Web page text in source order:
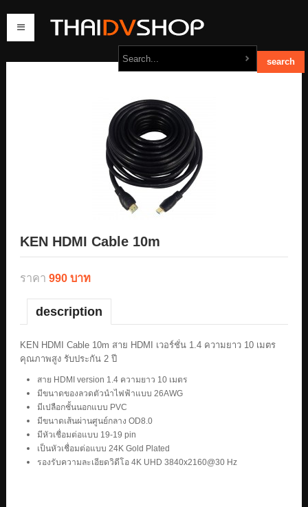
products order
KEN HDMI Cable 10m
ราคา 990 บาท
description
KEN HDMI Cable 10m สาย HDMI เวอร์ชั่น 1.4 ความยาว 10 เมตร
คุณภาพสูง รับประกัน 2 ปี
สาย HDMI version 1.4 ความยาว 10 เมตร
มีขนาดของลวดตัวนำไฟฟ้าแบบ 26AWG
มีเปลือกชั้นนอกแบบ PVC
มีขนาดเส้นผ่านศูนย์กลาง OD8.0
มีหัวเชื่อมต่อแบบ 19-19 pin
เป็นหัวเชื่อมต่อแบบ 24K Gold Plated
รองรับความละเอียดวิดีโอ 4K UHD 3840x2160@30 Hz